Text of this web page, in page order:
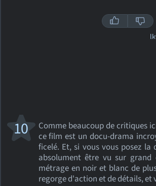
Comme beaucoup de critiques
ce film est un docu-drama
ficelé. Et, si vous vous posez
absolument être vu sur grand
métrage en noir et blanc de
regorge d'action et de détails, et
10